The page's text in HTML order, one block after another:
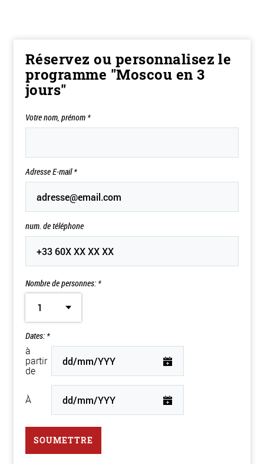
Réservez ou personnalisez le
programme "Moscou en 3
jours"
Votre nom, prénom *
Adresse E-mail*
num. de téléphone
Nombre de personnes: *
1
Dates: *
à
partir
de
À
SOUMETTRE